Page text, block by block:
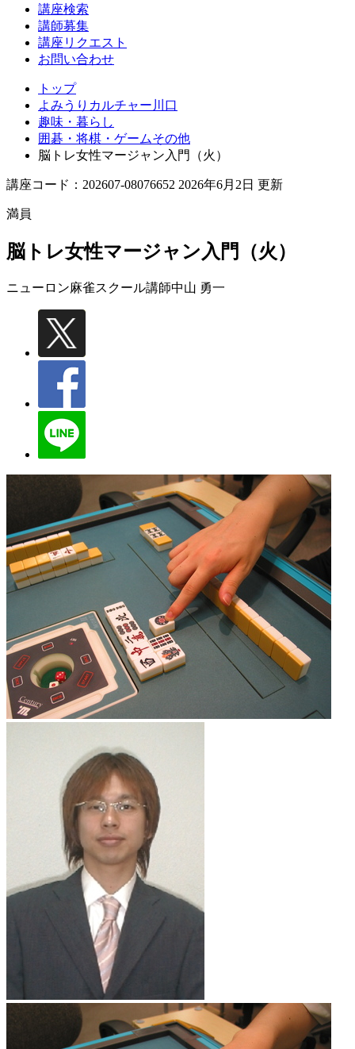
講座検索
講師募集
講座リクエスト
お問い合わせ
トップ
よみうりカルチャー川口
趣味・暮らし
囲碁・将棋・ゲームその他
脳トレ女性マージャン入門（火）
講座コード：202607-08076652 2026年6月2日 更新
満員
脳トレ女性マージャン入門（火）
ニューロン麻雀スクール講師中山 勇一